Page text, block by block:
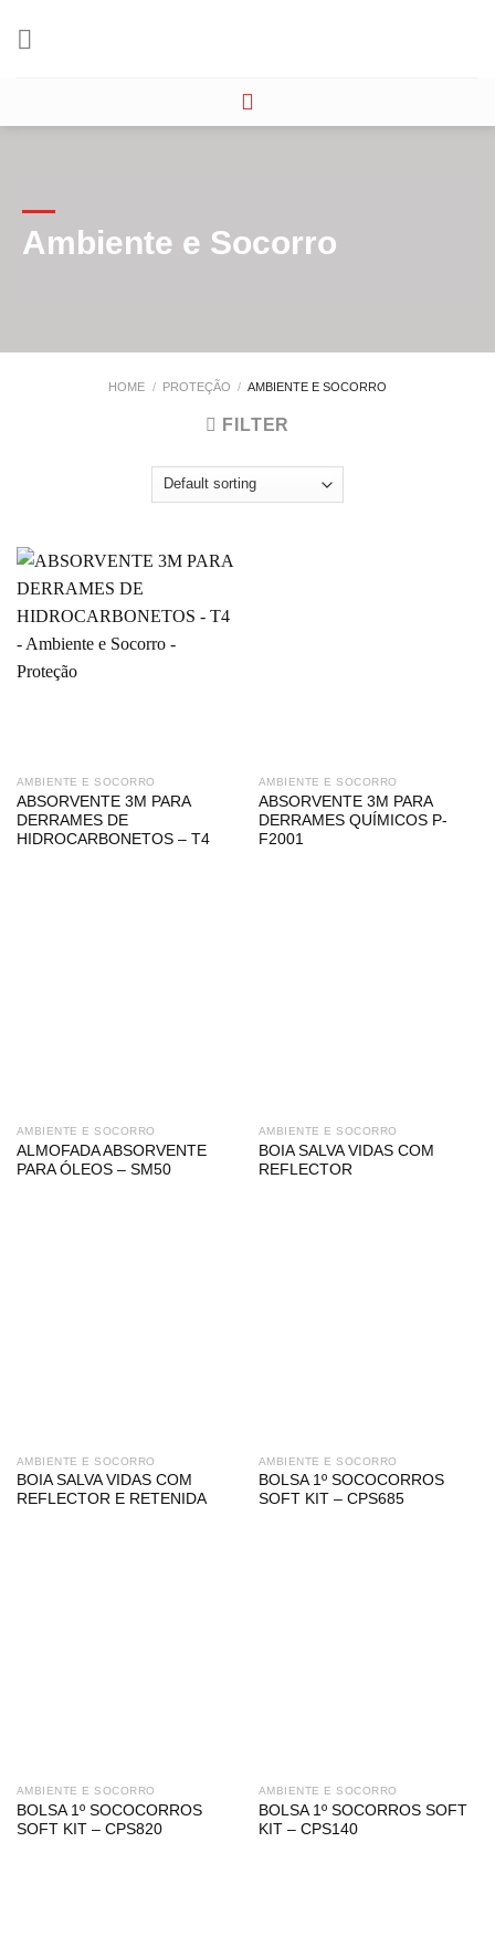
Ambiente e Socorro
HOME / PROTEÇÃO / AMBIENTE E SOCORRO
FILTER
AMBIENTE E SOCORRO
ABSORVENTE 3M PARA
DERRAMES DE
HIDROCARBONETOS – T4
AMBIENTE E SOCORRO
ABSORVENTE 3M PARA
DERRAMES QUÍMICOS P-
F2001
AMBIENTE E SOCORRO
ALMOFADA ABSORVENTE
PARA ÓLEOS – SM50
AMBIENTE E SOCORRO
BOIA SALVA VIDAS COM
REFLECTOR
AMBIENTE E SOCORRO
BOIA SALVA VIDAS COM
REFLECTOR E RETENIDA
AMBIENTE E SOCORRO
BOLSA 1º SOCOCORROS
SOFT KIT – CPS685
AMBIENTE E SOCORRO
BOLSA 1º SOCOCORROS
SOFT KIT – CPS820
AMBIENTE E SOCORRO
BOLSA 1º SOCORROS SOFT
KIT – CPS140